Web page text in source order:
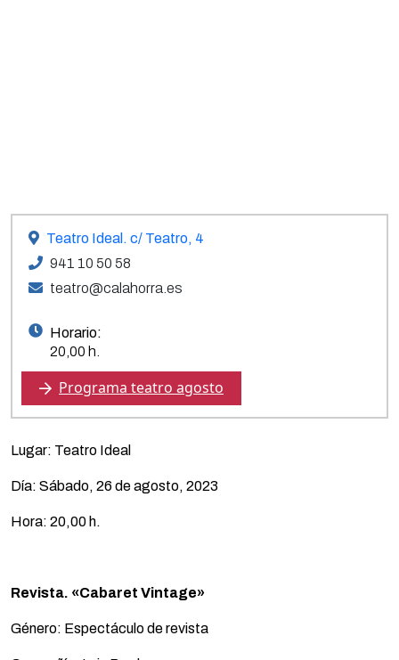
Teatro Ideal. c/ Teatro, 4
941 10 50 58
teatro@calahorra.es
Horario:
20,00 h.
Programa teatro agosto
Lugar: Teatro Ideal
Día: Sábado, 26 de agosto, 2023
Hora: 20,00 h.
Revista. «Cabaret Vintage»
Género: Espectáculo de revista